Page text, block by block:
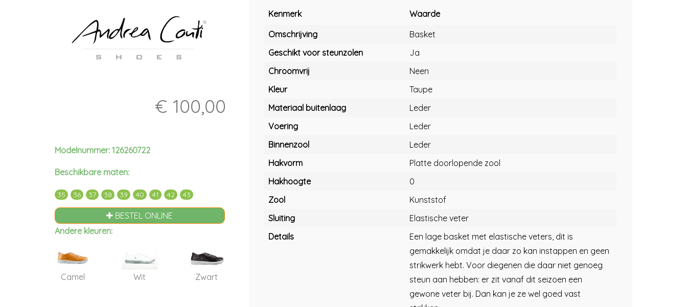
€ 100,00
Modelnummer: 126260722
Beschikbare maten:
35 36 37 38 39 40 41 42 43
BESTEL ONLINE
Andere kleuren:
Camel Wit Zwart
Kenmerk
Waarde
Omschrijving
Basket
Geschikt voor steunzolen
Ja
Chroomvrij
Neen
Kleur
Taupe
Materiaal buitenlaag
Leder
Voering
Leder
Binnenzool
Leder
Hakvorm
Platte doorlopende zool
Hakhoogte
0
Zool
Kunststof
Sluiting
Elastische veter
Details
Een lage basket met elastische veters, dit is
gemakkelijk omdat je daar zo kan instappen en geen
strikwerk hebt. Voor diegenen die daar niet genoeg
steun aan hebben: er zit vanaf dit seizoen een
gewone veter bij. Dan kan je ze wel goed vast